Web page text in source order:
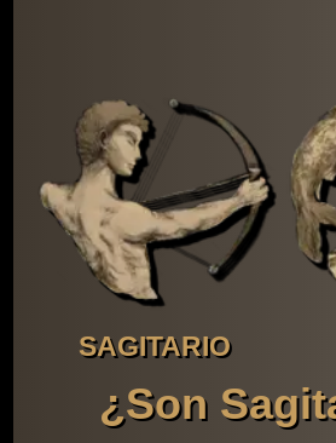
SAGITARIO
¿Son